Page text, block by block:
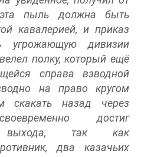
пыль должна быть
кавалерией, и приказ
угрожающую дивизии
полку, который ещё
справа взводной
на право кругом
скакать назад через
достиг
выхода, так как
два казачьих